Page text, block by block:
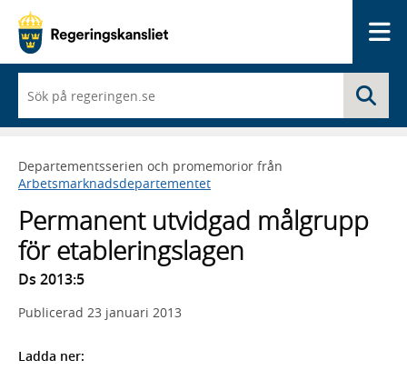
du
börjar
skriva
framträder
en
med
sökförslag
Departementsserien och promemorior från
Arbetsmarknadsdepartementet
Permanent utvidgad målgrupp
för etableringslagen
Ds 2013:5
Publicerad 23 januari 2013
Ladda ner: